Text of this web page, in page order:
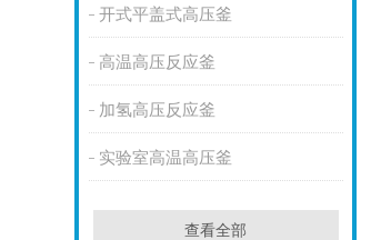
开式平盖式高压釜
高温高压反应釜
加氢高压反应釜
实验室高温高压釜
查看全部